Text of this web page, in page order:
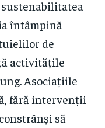
întâmpină
de
activitățile
Asociațiile
fără intervenții
să